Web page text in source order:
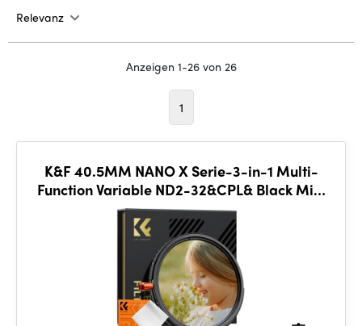
Relevanz
Anzeigen 1-26 von 26
1
K&F 40.5MM NANO X Serie-3-in-1 Multi-
Function Variable ND2-32&CPL& Black Mist
1/4